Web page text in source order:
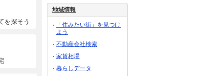
を探そう
地域情報
「住みたい街」を見つけ
よう
不動産会社検索
家賃相場
暮らしデータ